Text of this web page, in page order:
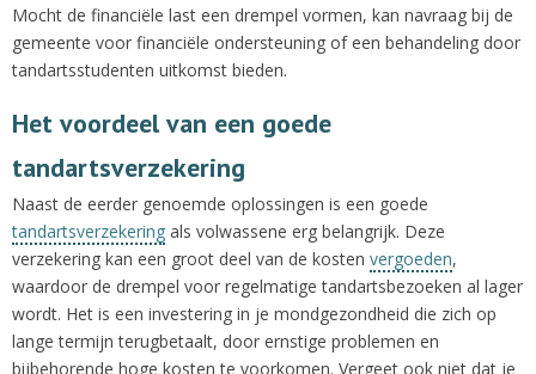
Mocht de financiële last een drempel vormen, kan navraag bij de
gemeente voor financiële ondersteuning of een behandeling door
tandartsstudenten uitkomst bieden.
Het voordeel van een goede
tandartsverzekering
Naast de eerder genoemde oplossingen is een goede
tandartsverzekering als volwassene erg belangrijk. Deze
verzekering kan een groot deel van de kosten vergoeden,
waardoor de drempel voor regelmatige tandartsbezoeken al lager
wordt. Het is een investering in je mondgezondheid die zich op
lange termijn terugbetaalt, door ernstige problemen en
bijbehorende hoge kosten te voorkomen. Vergeet ook niet dat je